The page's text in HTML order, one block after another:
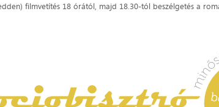
filmvetítés 18 órától, majd 18.30-tól beszélgetés a